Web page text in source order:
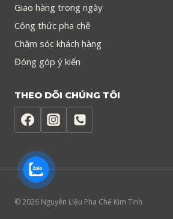
Giao hàng trong ngày
Công thức pha chế
Chăm sóc khách hàng
Đóng góp ý kiến
THEO DÕI CHÚNG TÔI
© 2026 Nguyên Liệu Pha Chế Kim Tinh